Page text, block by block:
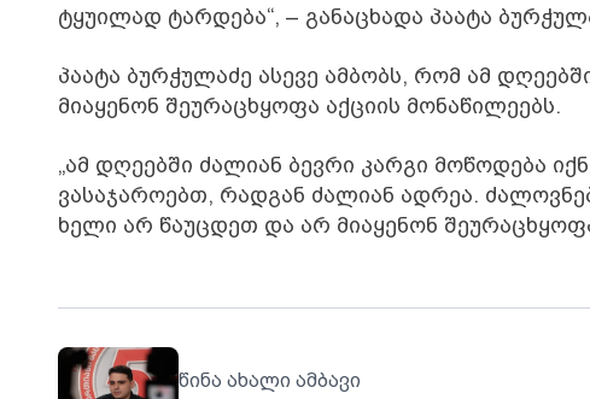
ტყუილად ტარდება“, – განაცხადა პაატა
პაატა ბურჭულაძე ასევე ამბობს, რომ ამ
მიაყენონ შეურაცხყოფა აქციის მონაწილეებს.
„ამ დღეებში ძალიან ბევრი კარგი მოწოდება
ვასაჯაროებთ, რადგან ძალიან ადრეა.
ხელი არ წაუცდეთ და არ მიაყენონ
წინა ახალი ამბავი